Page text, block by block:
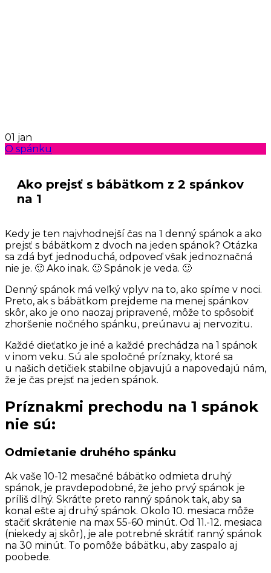
01 jan
O spánku
Ako prejsť s bábätkom z 2 spánkov
na 1
Kedy je ten najvhodnejší čas na 1 denný spánok a ako
prejsť s bábätkom z dvoch na jeden spánok? Otázka
sa zdá byť jednoduchá, odpoveď však jednoznačná
nie je. 🙂 Ako inak. 🙂 Spánok je veda. 🙂
Denný spánok má veľký vplyv na to, ako spíme v noci.
Preto, ak s bábätkom prejdeme na menej spánkov
skôr, ako je ono naozaj pripravené, môže to spôsobiť
zhoršenie nočného spánku, preúnavu aj nervozitu.
Každé dieťatko je iné a každé prechádza na 1 spánok
v inom veku. Sú ale spoločné príznaky, ktoré sa
u našich detičiek stabilne objavujú a napovedajú nám,
že je čas prejsť na jeden spánok.
Príznakmi prechodu na 1 spánok
nie sú:
Odmietanie druhého spánku
Ak vaše 10-12 mesačné bábätko odmieta druhý
spánok, je pravdepodobné, že jeho prvý spánok je
príliš dlhý. Skráťte preto ranný spánok tak, aby sa
konal ešte aj druhý spánok. Okolo 10. mesiaca môže
stačiť skrátenie na max 55-60 minút. Od 11.-12. mesiaca
(niekedy aj skôr), je ale potrebné skrátiť ranný spánok
na 30 minút. To pomôže bábätku, aby zaspalo aj
poobede.